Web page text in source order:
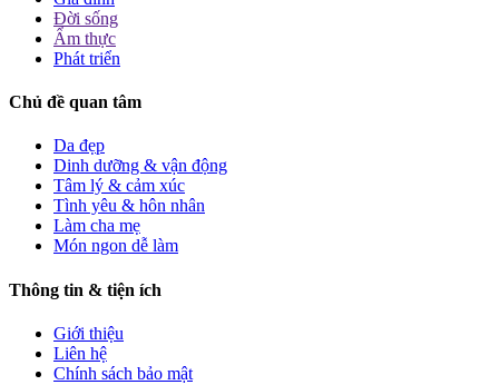
Đời sống
Ẩm thực
Phát triển
Chủ đề quan tâm
Da đẹp
Dinh dưỡng & vận động
Tâm lý & cảm xúc
Tình yêu & hôn nhân
Làm cha mẹ
Món ngon dễ làm
Thông tin & tiện ích
Giới thiệu
Liên hệ
Chính sách bảo mật